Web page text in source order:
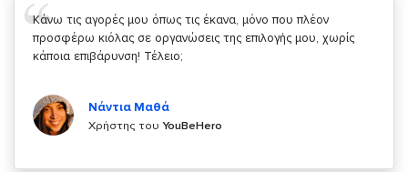
Σας ευχαριστώ που μας δίνετε την δυνατότητα να κάνουμε
κάτι!
Χρήστης τουYouBeHero